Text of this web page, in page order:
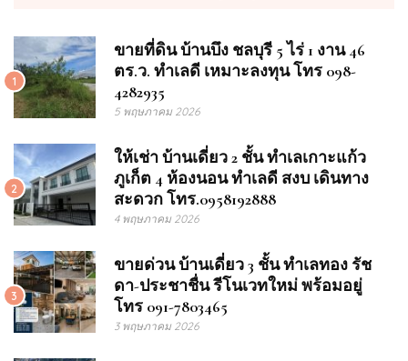
1
ขายที่ดิน บ้านบึง ชลบุรี 5 ไร่ 1 งาน 46
ตร.ว. ทำเลดี เหมาะลงทุน โทร 098-
4282935
5 พฤษภาคม 2026
2
ให้เช่า บ้านเดี่ยว 2 ชั้น ทำเลเกาะแก้ว
ภูเก็ต 4 ห้องนอน ทำเลดี สงบ เดินทาง
สะดวก โทร.0958192888
4 พฤษภาคม 2026
3
ขายด่วน บ้านเดี่ยว 3 ชั้น ทำเลทอง รัช
ดา-ประชาชื่น รีโนเวทใหม่ พร้อมอยู่
โทร 091-7803465
3 พฤษภาคม 2026